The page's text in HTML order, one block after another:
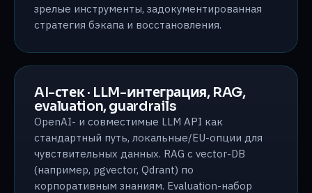
зрелые инструменты, задокументированная
стратегия бэкапа и восстановления.
AI-стек · LLM-интеграция, RAG,
evaluation, guardrails
OpenAI- и совместимые LLM API как
стандартный путь, локальные/EU-опции для
чувствительных данных. RAG с vector-DB
(например, pgvector, Qdrant) по
корпоративным знаниям. Evaluation-набор